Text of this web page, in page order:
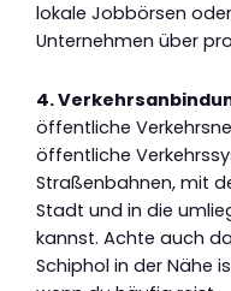
lokale Jobbörsen
Unternehmen über
4.
öffentliche
öffentliche
Straßenbahnen, mit
Stadt und in die
kannst. Achte auch
Schiphol in der Nähe